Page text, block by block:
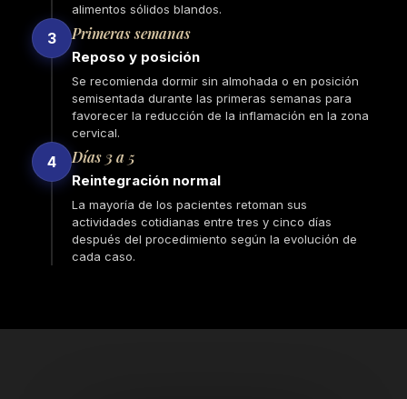
alimentos sólidos blandos.
3 Primeras semanas
Reposo y posición
Se recomienda dormir sin almohada o en posición
semisentada durante las primeras semanas para
favorecer la reducción de la inflamación en la zona
cervical.
4 Días 3 a 5
Reintegración normal
La mayoría de los pacientes retoman sus
actividades cotidianas entre tres y cinco días
después del procedimiento según la evolución de
cada caso.